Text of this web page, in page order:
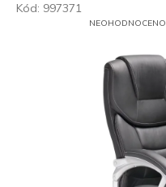
Kód: 997371
PRŮMĚRNÉNEOHODNOCENO